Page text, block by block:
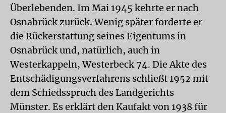
Überlebenden. Im Mai 1945 kehrte er nach
Osnabrück zurück. Wenig später forderte er
die Rückerstattung seines Eigentums in
Osnabrück und, natürlich, auch in
Westerkappeln, Westerbeck 74. Die Akte des
Entschädigungsverfahrens schließt 1952 mit
dem Schiedsspruch des Landgerichts
Münster. Es erklärt den Kaufakt von 1938 für